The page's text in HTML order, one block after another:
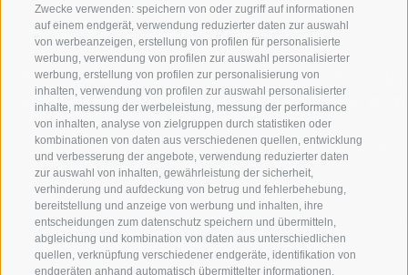
Zwecke verwenden: speichern von oder zugriff auf informationen
auf einem endgerät, verwendung reduzierter daten zur auswahl
von werbeanzeigen, erstellung von profilen für personalisierte
werbung, verwendung von profilen zur auswahl personalisierter
werbung, erstellung von profilen zur personalisierung von
inhalten, verwendung von profilen zur auswahl personalisierter
inhalte, messung der werbeleistung, messung der performance
von inhalten, analyse von zielgruppen durch statistiken oder
kombinationen von daten aus verschiedenen quellen, entwicklung
und verbesserung der angebote, verwendung reduzierter daten
zur auswahl von inhalten, gewährleistung der sicherheit,
verhinderung und aufdeckung von betrug und fehlerbehebung,
bereitstellung und anzeige von werbung und inhalten, ihre
entscheidungen zum datenschutz speichern und übermitteln,
abgleichung und kombination von daten aus unterschiedlichen
quellen, verknüpfung verschiedener endgeräte, identifikation von
endgeräten anhand automatisch übermittelter informationen,
WILLKOMMEN IN DER
FERIENREGION RATSCHINGS
JAUFENTAL
RATSCHINGS
RIDNAUNTAL
BERGBAHNEN
SPORT UND
MENGE
SKIFAHREN
WANDERN
HOCHALPINE
BIKEN